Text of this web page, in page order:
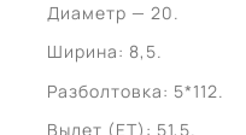
Диаметр — 20.
Ширина: 8,5.
Разболтовка: 5*112.
Вылет (ЕТ): 51,5.